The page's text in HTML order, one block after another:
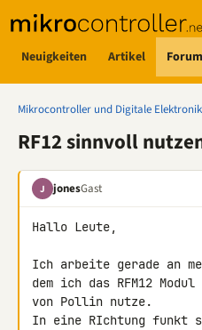
Neuigkeiten Artikel Forum
Mikrocontroller und Digitale Elektronik
RF12 sinnvoll
J jonesGast
Hallo Leute,
Ich arbeite gerade an
dem ich das RFM12 Modul
von Pollin nutze.
In eine RIchtung funkt